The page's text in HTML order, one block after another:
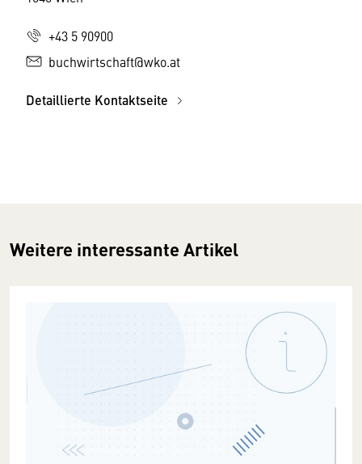
+43 5 90900
buchwirtschaft@wko.at
Detaillierte Kontaktseite
Weitere interessante Artikel